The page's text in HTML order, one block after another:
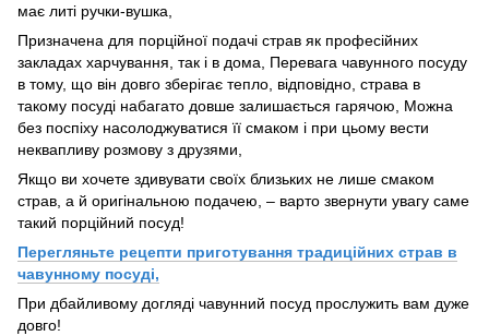
має литі ручки-вушка,
Призначена для порційної подачі страв як професійних
закладах харчування, так і в дома, Перевага чавунного посуду
в тому, що він довго зберігає тепло, відповідно, страва в
такому посуді набагато довше залишається гарячою, Можна
без поспіху насолоджуватися її смаком і при цьому вести
неквапливу розмову з друзями,
Якщо ви хочете здивувати своїх близьких не лише смаком
страв, а й оригінальною подачею, – варто звернути увагу саме
такий порційний посуд!
Перегляньте рецепти приготування традиційних страв в
чавунному посуді,
При дбайливому догляді чавунний посуд прослужить вам дуже
довго!